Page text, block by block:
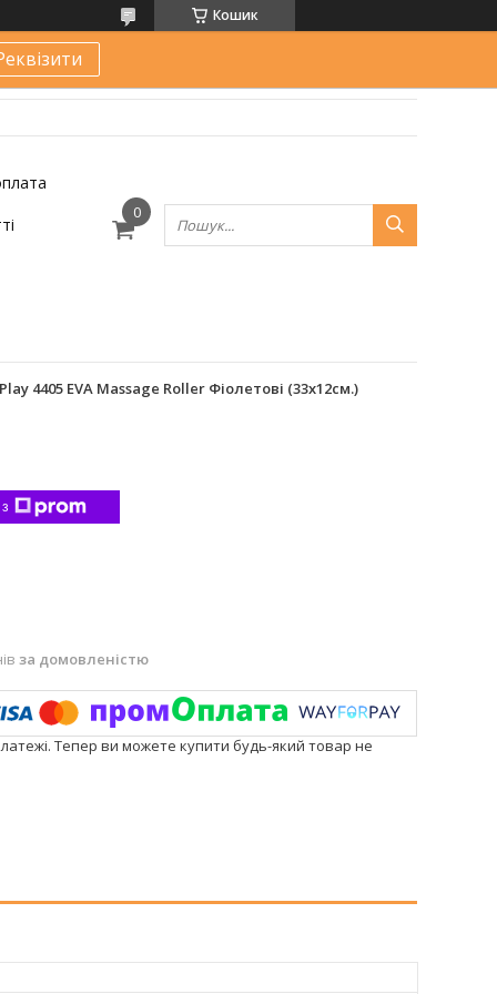
Кошик
4405 EVA Massage Roller Фіолетові (33x12см.)
за домовленістю
Тепер ви можете купити будь-який товар не